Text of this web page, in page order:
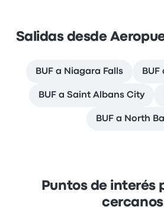
Salidas desde
BUF a Niagara Falls
BUF a Saint Albans City
BUF a North
Puntos de interés
cercanos